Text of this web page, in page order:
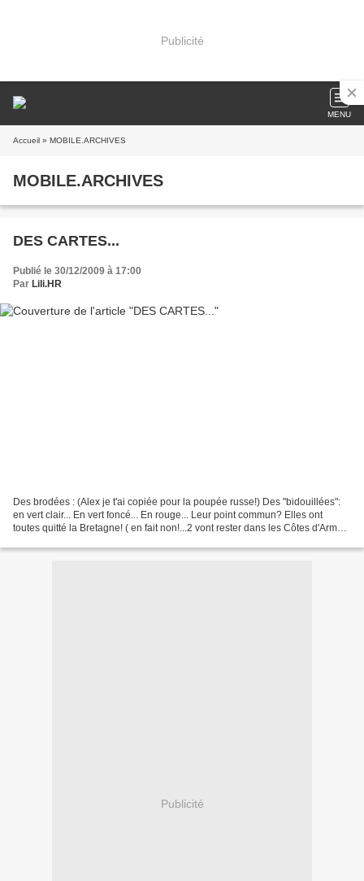
Publicité
MENU
Accueil » MOBILE.ARCHIVES
MOBILE.ARCHIVES
DES CARTES...
Publié le 30/12/2009 à 17:00
Par Lili.HR
Des brodées : (Alex je t'ai copiée pour la poupée russe!) Des "bidouillées":
en vert clair... En vert foncé... En rouge... Leur point commun? Elles ont
toutes quitté la Bretagne! ( en fait non!...2 vont rester dans les Côtes d'Armor
Publicité